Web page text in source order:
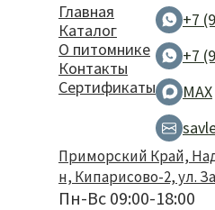
Главная
Каталог
О питомнике
Контакты
Сертификаты
+7
+7
MAX
Приморский Край,
н, Кипарисово-2, ул.
Пн-Вс 09:00-18:00